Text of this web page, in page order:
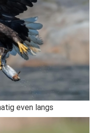
even langs